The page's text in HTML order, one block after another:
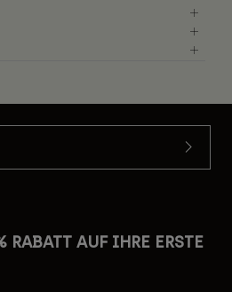
RABATT AUF IHRE ERSTE